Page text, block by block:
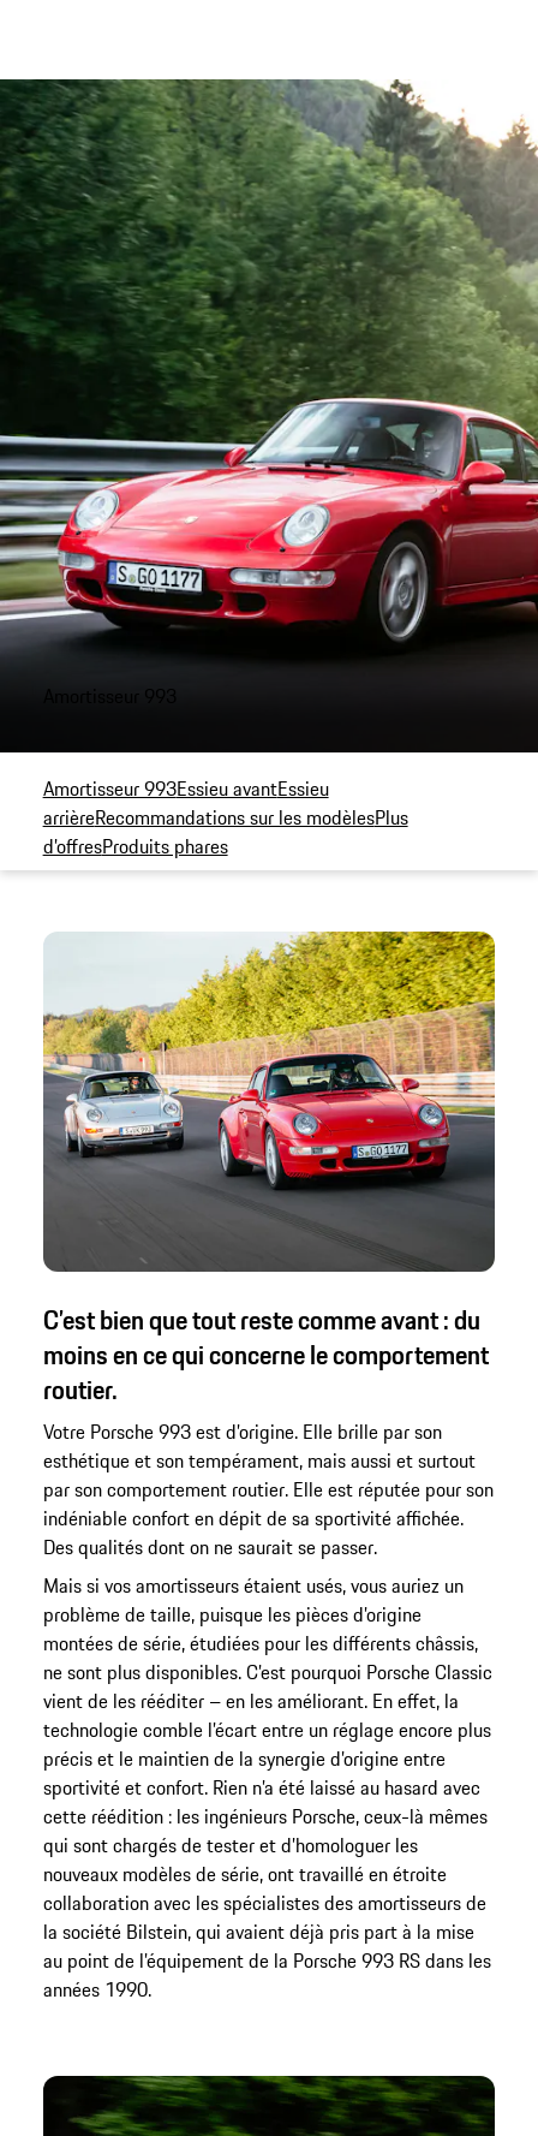
Amortisseur 993
Amortisseur 993Essieu avantEssieu
arrièreRecommandations sur les modèlesPlus
d’offresProduits phares
C’est bien que tout reste comme avant : du
moins en ce qui concerne le comportement
routier.
Votre Porsche 993 est d’origine. Elle brille par son
esthétique et son tempérament, mais aussi et surtout
par son comportement routier. Elle est réputée pour son
indéniable confort en dépit de sa sportivité affichée.
Des qualités dont on ne saurait se passer.
Mais si vos amortisseurs étaient usés, vous auriez un
problème de taille, puisque les pièces d’origine
montées de série, étudiées pour les différents châssis,
ne sont plus disponibles. C’est pourquoi Porsche Classic
vient de les rééditer – en les améliorant. En effet, la
technologie comble l’écart entre un réglage encore plus
précis et le maintien de la synergie d’origine entre
sportivité et confort. Rien n’a été laissé au hasard avec
cette réédition : les ingénieurs Porsche, ceux-là mêmes
qui sont chargés de tester et d’homologuer les
nouveaux modèles de série, ont travaillé en étroite
collaboration avec les spécialistes des amortisseurs de
la société Bilstein, qui avaient déjà pris part à la mise
au point de l’équipement de la Porsche 993 RS dans les
années 1990.